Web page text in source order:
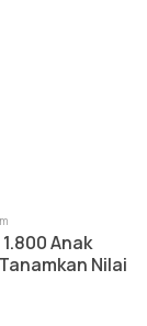
Anak
Nilai